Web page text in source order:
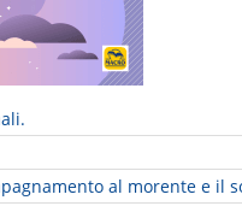
al morente e il